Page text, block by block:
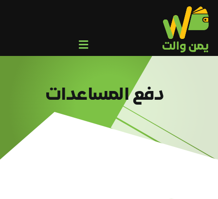
content
Toggle
المركز الإعلامي
دفع المساعدات